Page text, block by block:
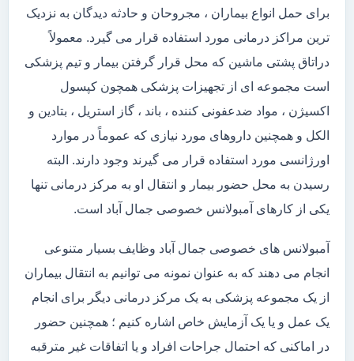
برای حمل انواع بیماران ، مجروحان و حادثه دیدگان به نزدیک
ترین مراکز درمانی مورد استفاده قرار می گیرد. معمولاً
دراتاق پشتی ماشین که محل قرار گرفتن بیمار و تیم پزشکی
است مجموعه ای از تجهیزات پزشکی همچون کپسول
اکسیژن ، مواد ضدعفونی کننده ، باند ، گاز استریل ، بتادین و
الکل و همچنین داروهای مورد نیازی که عموماً در موارد
اورژانسی مورد استفاده قرار می گیرند وجود دارند. البته
رسیدن به محل حضور بیمار و انتقال او به مرکز درمانی تنها
یکی از کارهای آمبولانس خصوصی جمال آباد است.
آمبولانس های خصوصی جمال آباد وظایف بسیار متنوعی
انجام می دهند که به عنوان نمونه می توانیم به انتقال بیماران
از یک مجموعه پزشکی به یک مرکز درمانی دیگر برای انجام
یک عمل و یا یک آزمایش خاص اشاره کنیم ؛ همچنین حضور
در اماکنی که احتمال جراحات افراد و یا اتفاقات غیر مترقبه